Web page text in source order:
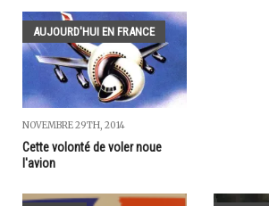
AUJOURD'HUI EN FRANCE
NOVEMBRE 29TH, 2014
Cette volonté de voler noue
l'avion